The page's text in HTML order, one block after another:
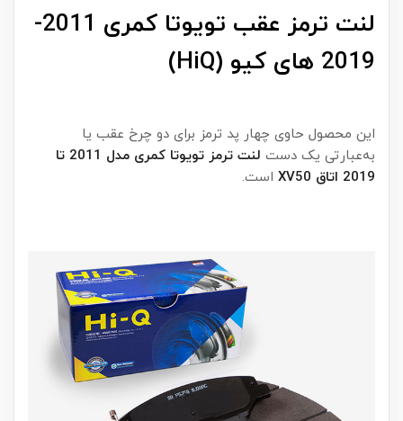
لنت ترمز عقب تویوتا کمری 2011-
2019 های کیو (HiQ)
این محصول حاوی چهار پد ترمز برای دو چرخ عقب یا
به‌عبارتی یک دست
لنت ترمز تویوتا کمری مدل 2011 تا
2019 اتاق XV50
است.